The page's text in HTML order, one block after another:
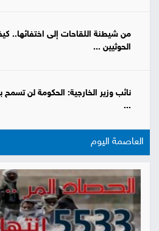
من شيطنة اللقاحات إلى
الحوثيين ...
نائب وزير الخارجية: الحكومة لن
...
العاصمة اليوم